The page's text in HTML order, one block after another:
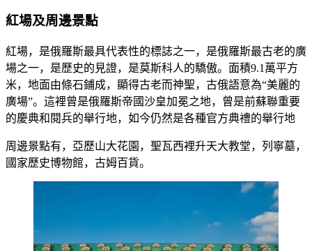
紅場及周邊景點
紅場，是俄羅斯最具代表性的標誌之一，是俄羅斯最古老的廣
場之一，是歷史的見證，是莫斯科人的驕傲。面積9.1萬平方
米，地面由條石鋪成，顯得古老而神聖，古俄語意為“美麗的
廣場”。這裡曾是俄羅斯帝國沙皇加冕之地，曾是前蘇聯重要
的慶典和閱兵的舉行地，如今仍然是各種官方典禮的舉行地
周邊景點有，亞歷山大花園，聖瓦西裡升天大教堂，列寧墓，
國家歷史博物館，古姆百貨。